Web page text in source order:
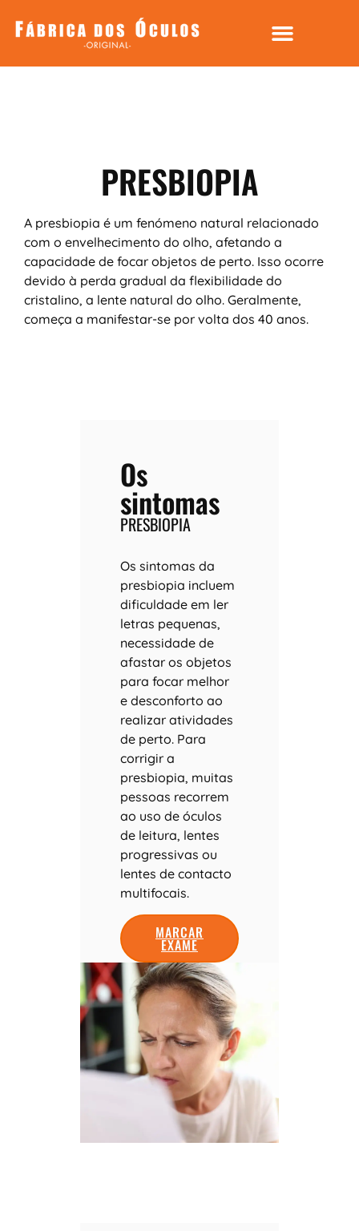
PRESBIOPIA
A presbiopia é um fenómeno natural relacionado
com o envelhecimento do olho, afetando a
capacidade de focar objetos de perto. Isso ocorre
devido à perda gradual da flexibilidade do
cristalino, a lente natural do olho. Geralmente,
começa a manifestar-se por volta dos 40 anos.
Os
sintomas
PRESBIOPIA
Os sintomas da
presbiopia incluem
dificuldade em ler
letras pequenas,
necessidade de
afastar os objetos
para focar melhor
e desconforto ao
realizar atividades
de perto. Para
corrigir a
presbiopia, muitas
pessoas recorrem
ao uso de óculos
de leitura, lentes
progressivas ou
lentes de contacto
multifocais.
MARCAR
EXAME